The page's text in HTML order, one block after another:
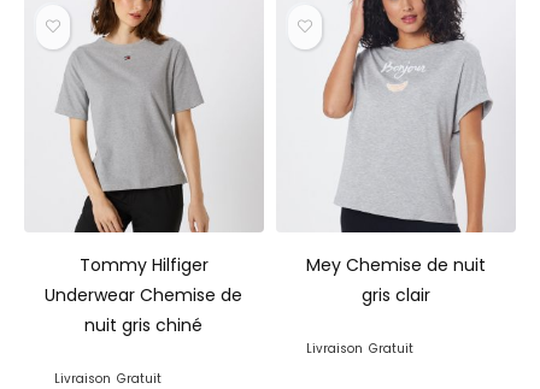
Tommy Hilfiger
Underwear Chemise de
nuit gris chiné
Livraison Gratuit
Mey Chemise de nuit
gris clair
Livraison Gratuit